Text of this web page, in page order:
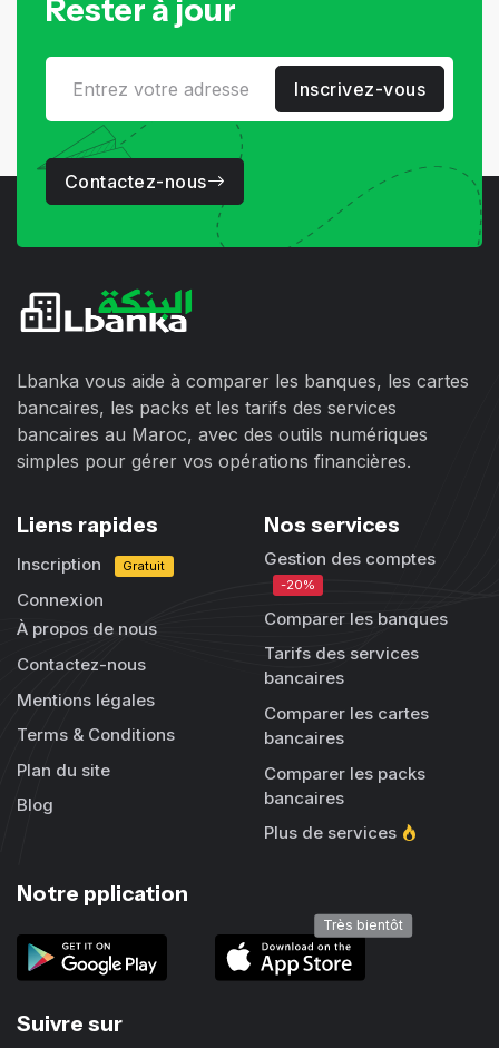
Rester à jour
Inscrivez-vous
Contactez-nous
Lbanka vous aide à comparer les banques, les cartes
bancaires, les packs et les tarifs des services
bancaires au Maroc, avec des outils numériques
simples pour gérer vos opérations financières.
Liens rapides
Inscription Gratuit
Connexion
À propos de nous
Contactez-nous
Mentions légales
Terms & Conditions
Plan du site
Blog
Nos services
Gestion des comptes
-20%
Comparer les banques
Tarifs des services
bancaires
Comparer les cartes
bancaires
Comparer les packs
bancaires
Plus de services
Notre pplication
Très bientôt
Suivre sur